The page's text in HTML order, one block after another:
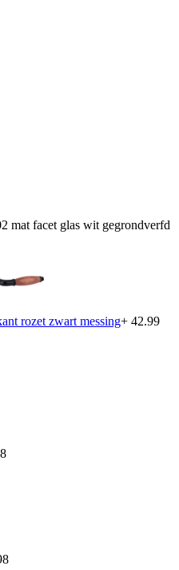
mat facet glas wit gegrondverfd
rozet zwart messing+ 42.99